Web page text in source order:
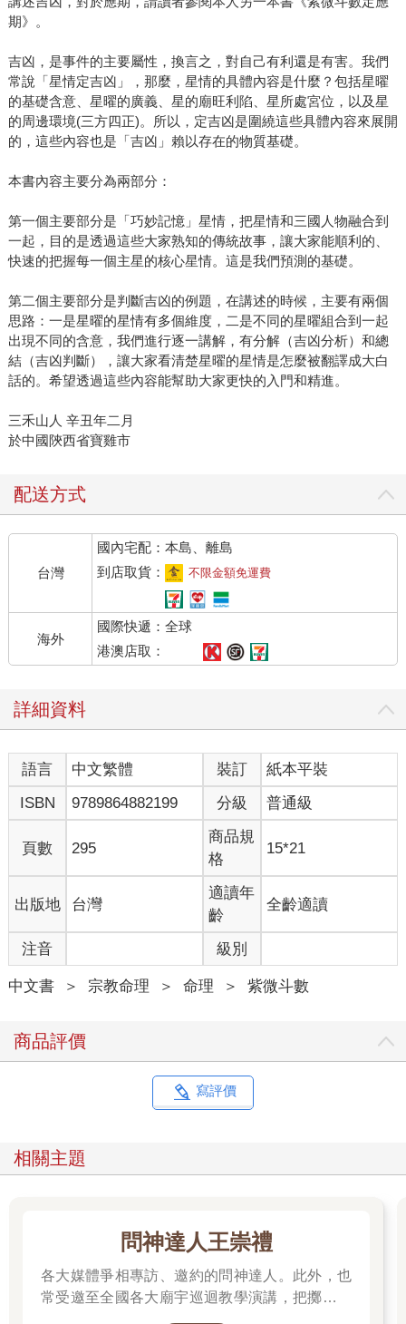
期》。
吉凶，是事件的主要屬性，換言之，對自己有利還是有害。我們
常說「星情定吉凶」，那麼，星情的具體內容是什麼？包括星曜
的基礎含意、星曜的廣義、星的廟旺利陷、星所處宮位，以及星
的周邊環境(三方四正)。所以，定吉凶是圍繞這些具體內容來展開
的，這些內容也是「吉凶」賴以存在的物質基礎。
本書內容主要分為兩部分：
第一個主要部分是「巧妙記憶」星情，把星情和三國人物融合到
一起，目的是透過這些大家熟知的傳統故事，讓大家能順利的、
快速的把握每一個主星的核心星情。這是我們預測的基礎。
第二個主要部分是判斷吉凶的例題，在講述的時候，主要有兩個
思路：一是星曜的星情有多個維度，二是不同的星曜組合到一起
出現不同的含意，我們進行逐一講解，有分解（吉凶分析）和總
結（吉凶判斷），讓大家看清楚星曜的星情是怎麼被翻譯成大白
話的。希望透過這些內容能幫助大家更快的入門和精進。
三禾山人 辛丑年二月
於中國陝西省寶雞市
配送方式
台灣
國內宅配：本島、離島
到店取貨：
不限金額免運費
海外
國際快遞：全球
港澳店取：
詳細資料
語言 中文繁體 裝訂
紙本平裝
ISBN
9789864882199 分級 普通級
頁數 295
商品規
格
15*21
出版地 台灣
適讀年
齡
全齡適讀
注音 級別
中文書 ＞ 宗教命理 ＞ 命理 ＞ 紫微斗數
商品評價
寫評價
相關主題
問神達人王崇禮
各大媒體爭相專訪、邀約的問神達人。此外，也
常受邀至全國各大廟宇巡迴教學演講，把擲筊、